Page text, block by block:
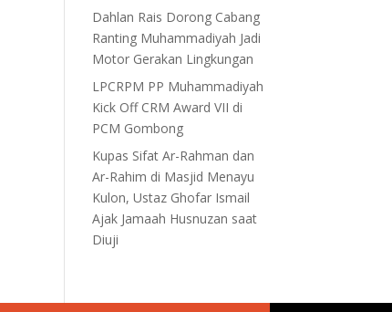
Dahlan Rais Dorong Cabang
Ranting Muhammadiyah Jadi
Motor Gerakan Lingkungan
LPCRPM PP Muhammadiyah
Kick Off CRM Award VII di
PCM Gombong
Kupas Sifat Ar-Rahman dan
Ar-Rahim di Masjid Menayu
Kulon, Ustaz Ghofar Ismail
Ajak Jamaah Husnuzan saat
Diuji